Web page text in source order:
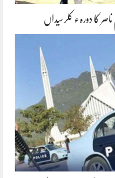
کا دورہء کلرسیداں